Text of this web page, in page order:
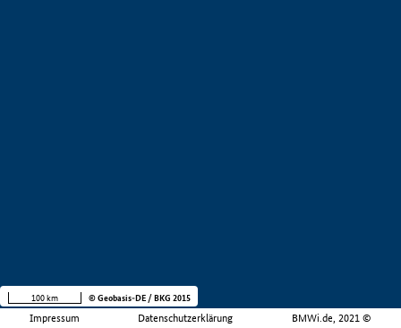
Impressum Datenschutzerklärung BMWi.de, 2021 ©
100 km © Geobasis-DE / BKG 2015